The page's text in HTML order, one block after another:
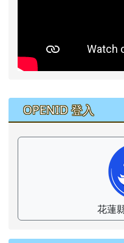
右邊區域內容
OPENID 登入
花蓮